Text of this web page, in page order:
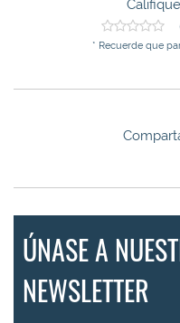
* Recuerde que
ÚNASE A
NEWSLETTER